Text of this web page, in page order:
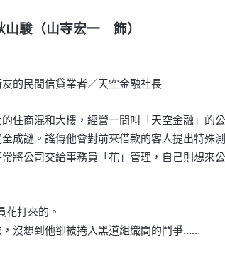
山駿（山寺宏一 飾）
友的民間信貸業者／天空金融社長
住商混和大樓，經營一間叫「天空金融」的公
成謎。謠傳他會對前來借款的客人提出特殊
將公司交給事務員「花」管理，自己則想來
打來的。
沒想到他卻被捲入黑道組織間的鬥爭……